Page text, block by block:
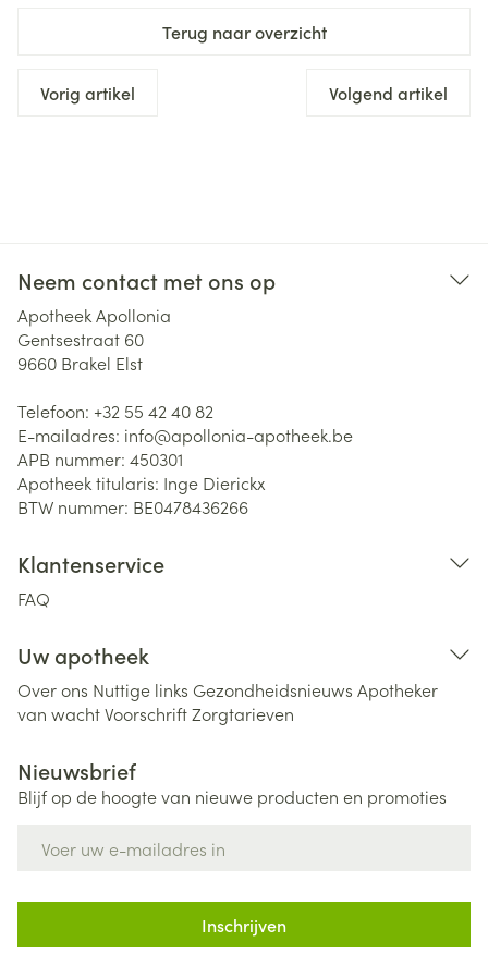
Terug naar overzicht
Vorig artikel Volgend artikel
Neem contact met ons op
Apotheek Apollonia
Gentsestraat 60
9660 Brakel Elst
Telefoon: +32 55 42 40 82
E-mailadres: info@apollonia-apotheek.be
APB nummer: 450301
Apotheek titularis: Inge Dierickx
BTW nummer: BE0478436266
Klantenservice
FAQ
Uw apotheek
Over ons Nuttige links Gezondheidsnieuws Apotheker
van wachtVoorschriftZorgtarieven
Nieuwsbrief
Blijf op de hoogte van nieuwe producten en promoties
Inschrijven